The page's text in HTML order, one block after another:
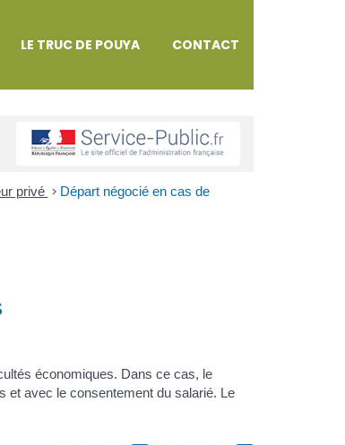
LE TRUC DE POUYA CONTACT
privé > Départ négocié en cas de
économiques. Dans ce cas, le
et avec le consentement du salarié. Le